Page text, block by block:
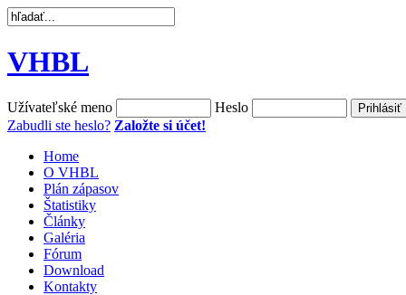
VHBL
Užívateľské meno
Heslo
Zabudli ste heslo? Založte si účet!
Home
O VHBL
Plán zápasov
Štatistiky
Články
Galéria
Fórum
Download
Kontakty